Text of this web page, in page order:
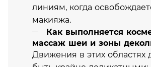
линиям, когда
макияжа.
Как выполняется
массаж шеи и зоны
Движения в этих областях